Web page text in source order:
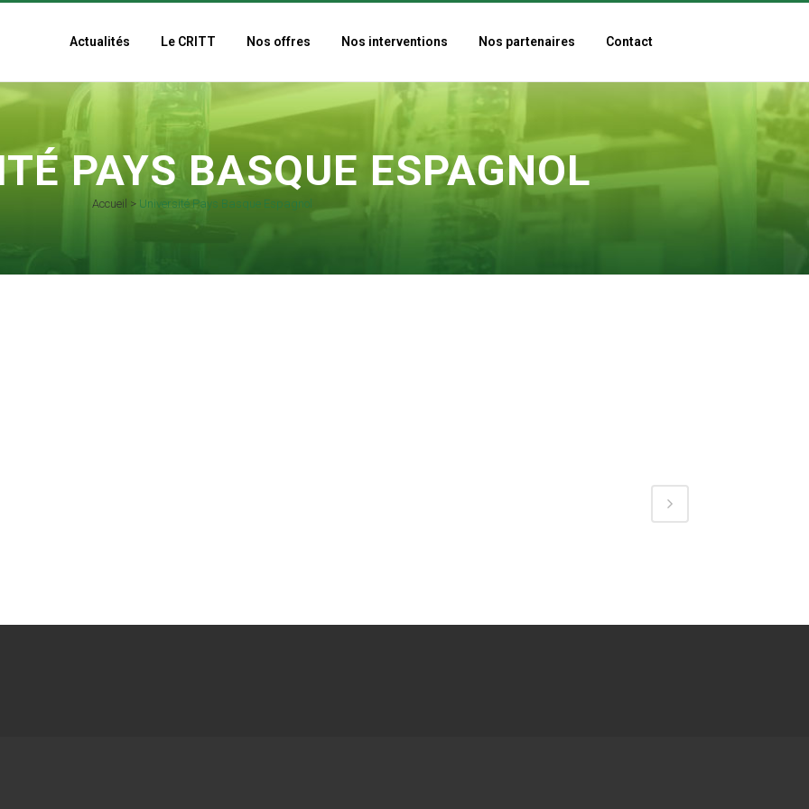
Actualités Le CRITT Nos offres Nos interventions Nos partenaires Contact
PAYS BASQUE ESPAGNOL
Accueil > Université Pays Basque Espagnol